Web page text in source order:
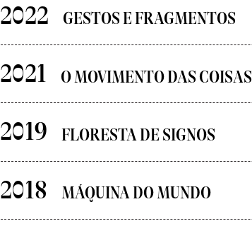
2022 GESTOS E FRAGMENTOS
2021 O MOVIMENTO DAS COISAS
2019 FLORESTA DE SIGNOS
2018 MÁQUINA DO MUNDO